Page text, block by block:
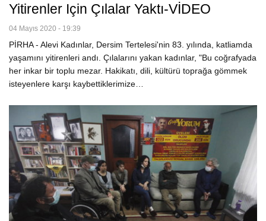
Yitirenler Için Çılalar Yaktı-VİDEO
04 Mayıs 2020 - 19:39
PİRHA - Alevi Kadınlar, Dersim Tertelesi'nin 83. yılında, katliamda
yaşamını yitirenleri andı. Çılalarını yakan kadınlar, "Bu coğrafyada
her inkar bir toplu mezar. Hakikatı, dili, kültürü toprağa gömmek
isteyenlere karşı kaybettiklerimize…